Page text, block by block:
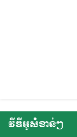
វីឌីអូសំខាន់ៗ